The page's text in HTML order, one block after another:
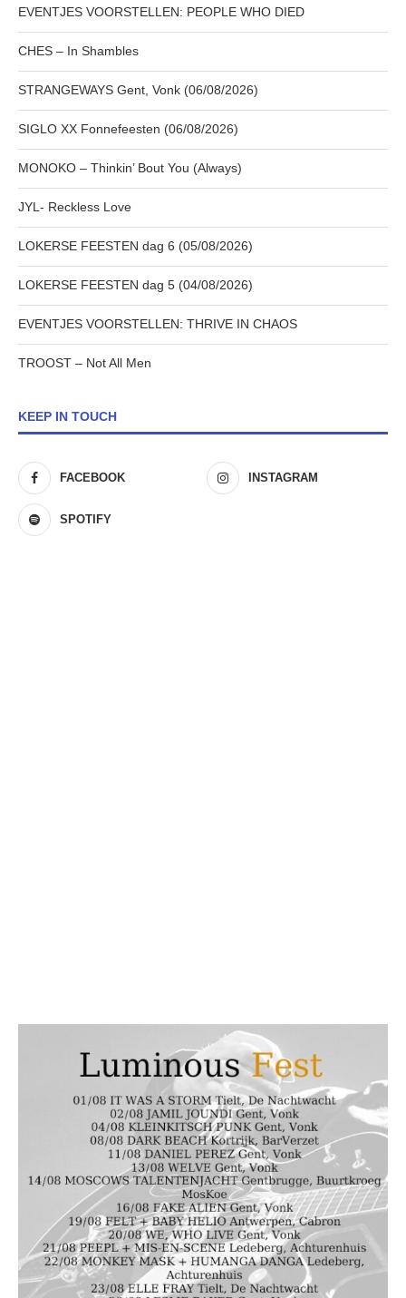
EVENTJES VOORSTELLEN: PEOPLE WHO DIED
CHES – In Shambles
STRANGEWAYS Gent, Vonk (06/08/2026)
SIGLO XX Fonnefeesten (06/08/2026)
MONOKO – Thinkin’ Bout You (Always)
JYL- Reckless Love
LOKERSE FEESTEN dag 6 (05/08/2026)
LOKERSE FEESTEN dag 5 (04/08/2026)
EVENTJES VOORSTELLEN: THRIVE IN CHAOS
TROOST – Not All Men
KEEP IN TOUCH
FACEBOOK INSTAGRAM
SPOTIFY